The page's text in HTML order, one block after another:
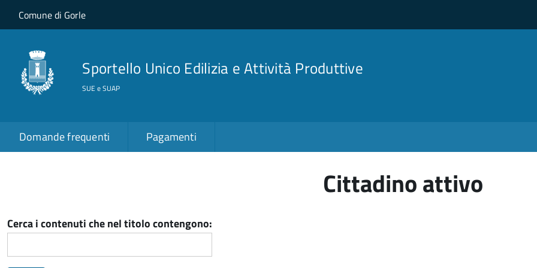
Salta al contenuto principale
Skip to site navigation
Comune di Gorle
Sportello Unico Edilizia e Attività Produttive
SUE e SUAP
Domande frequenti Pagamenti
Cittadino attivo
Cerca i contenuti che nel titolo contengono: